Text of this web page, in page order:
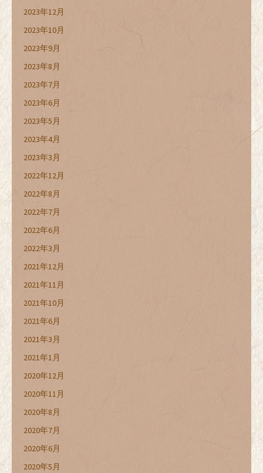
2023年12月
2023年10月
2023年9月
2023年8月
2023年7月
2023年6月
2023年5月
2023年4月
2023年3月
2022年12月
2022年8月
2022年7月
2022年6月
2022年3月
2021年12月
2021年11月
2021年10月
2021年6月
2021年3月
2021年1月
2020年12月
2020年11月
2020年8月
2020年7月
2020年6月
2020年5月